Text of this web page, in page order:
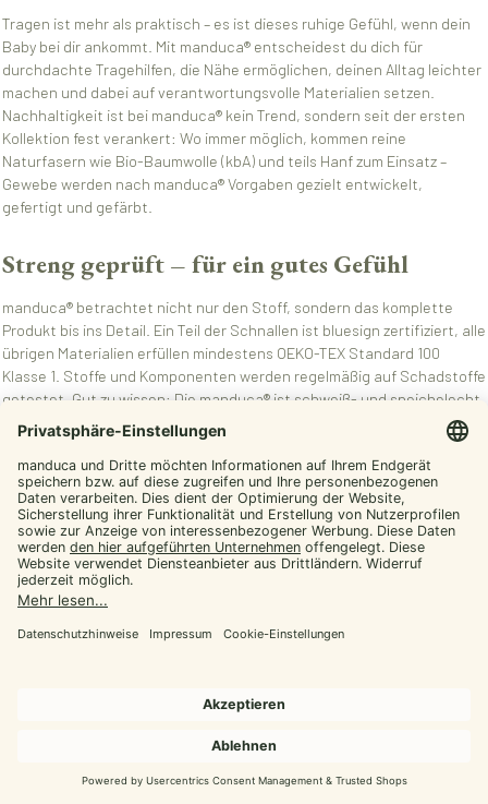
Tragen ist mehr als praktisch – es ist dieses ruhige Gefühl, wenn dein
Baby bei dir ankommt. Mit manduca® entscheidest du dich für
durchdachte Tragehilfen, die Nähe ermöglichen, deinen Alltag leichter
machen und dabei auf verantwortungsvolle Materialien setzen.
Nachhaltigkeit ist bei manduca® kein Trend, sondern seit der ersten
Kollektion fest verankert: Wo immer möglich, kommen reine
Naturfasern wie Bio-Baumwolle (kbA) und teils Hanf zum Einsatz –
Gewebe werden nach manduca® Vorgaben gezielt entwickelt,
gefertigt und gefärbt.
Streng geprüft – für ein gutes Gefühl
manduca® betrachtet nicht nur den Stoff, sondern das komplette
Produkt bis ins Detail. Ein Teil der Schnallen ist bluesign zertifiziert, alle
übrigen Materialien erfüllen mindestens OEKO-TEX Standard 100
Klasse 1. Stoffe und Komponenten werden regelmäßig auf Schadstoffe
getestet. Gut zu wissen: Die manduca® ist schweiß- und speichelecht
– also auch bei längerem Haut- und Mundkontakt unbedenklich.
manduca® Sling – das elastische
Tragetuch (ideal für 0–12 Monate)
Die manduca® Sling ist ein anschmiegsames, leichtes Jerseytuch aus
100% Bio-Baumwolle (kbA)
superweich – perfekt für die ersten Monate, in denen Nähe, Wärme
und dein Herzschlag einfach alles sind.
Baby und entlastet dich im Alltag.
Label markiert die Mitte; schmal zulaufende Enden machen
Knoten leichter.